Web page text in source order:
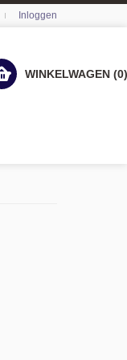
Inloggen
WINKELWAGEN (0)